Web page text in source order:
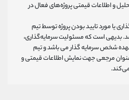
و اطلاعات قیمتی پروژه‌های فعال در
یا مورد تایید بودن پروژه توسط تیم
بدیهی است که مسئولیت سرمایه‌گذاری،
شخص سرمایه گذار می باشد و تیم
مرجعی جهت نمایش اطلاعات قیمتی و